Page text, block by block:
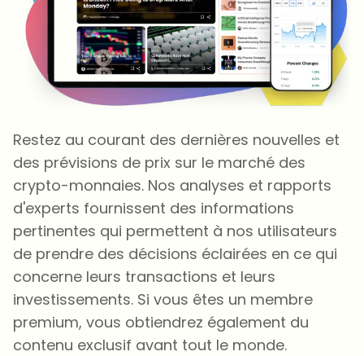
Restez au courant des dernières nouvelles et
des prévisions de prix sur le marché des
crypto-monnaies. Nos analyses et rapports
d'experts fournissent des informations
pertinentes qui permettent à nos utilisateurs
de prendre des décisions éclairées en ce qui
concerne leurs transactions et leurs
investissements. Si vous êtes un membre
premium, vous obtiendrez également du
contenu exclusif avant tout le monde.